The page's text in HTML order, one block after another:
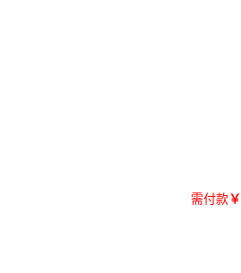
需付款￥